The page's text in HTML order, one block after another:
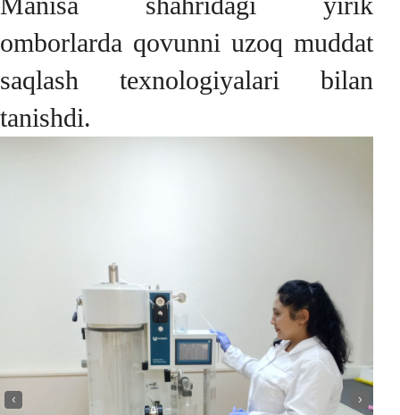
omborlarda qovunni uzoq muddat
saqlash texnologiyalari bilan
tanishdi.
‹ ›